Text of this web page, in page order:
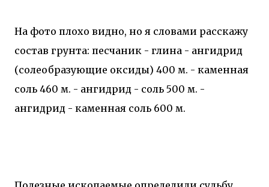
На фото плохо видно, но я словами расскажу
состав грунта: песчаник - глина - ангидрид
(солеобразующие оксиды) 400 м. - каменная
соль 460 м. - ангидрид - соль 500 м. -
ангидрид - каменная соль 600 м.